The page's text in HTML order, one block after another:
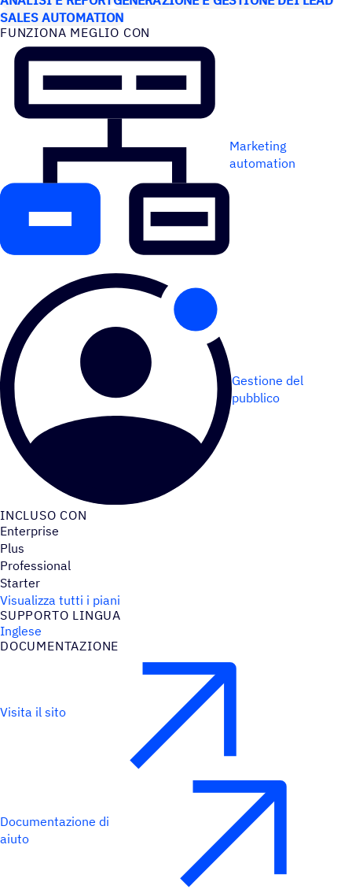
SALES AUTOMATION
FUNZIONA MEGLIO CON
Marketing
automation
Gestione del
pubblico
INCLUSO CON
Enterprise
Plus
Professional
Starter
Visualizza tutti i piani
SUPPORTO LINGUA
Inglese
DOCU­MEN­TA­ZIONE
Visita il sito
Documentazione di
aiuto